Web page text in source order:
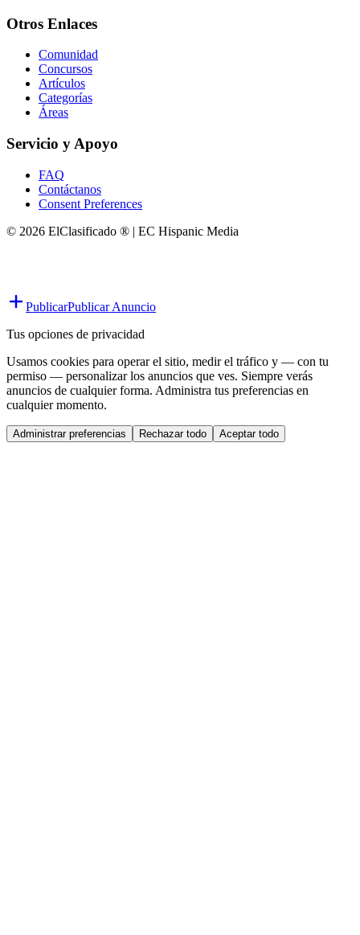
Otros Enlaces
Comunidad
Concursos
Artículos
Categorías
Áreas
Servicio y Apoyo
FAQ
Contáctanos
Consent Preferences
© 2026 ElClasificado ® | EC Hispanic Media
PublicarPublicar Anuncio
Tus opciones de privacidad
Usamos cookies para operar el sitio, medir el tráfico y — con tu
permiso — personalizar los anuncios que ves. Siempre verás
anuncios de cualquier forma. Administra tus preferencias en
cualquier momento.
Administrar preferencias Rechazar todo Aceptar todo